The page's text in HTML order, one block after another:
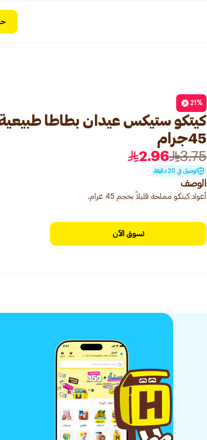
21 %
كيتكو ستيكس عيدان بطاطا طبيعية
45جرام
3.75
2.96
توصيل في 20 دقيقة
الوصف
أعواد كيتكو مملحة قليلاً بحجم 45 غرام.
تسوق الآن